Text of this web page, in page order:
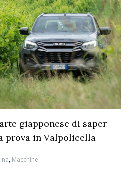
giapponese di saper
prova in Valpolicella
, Macchine